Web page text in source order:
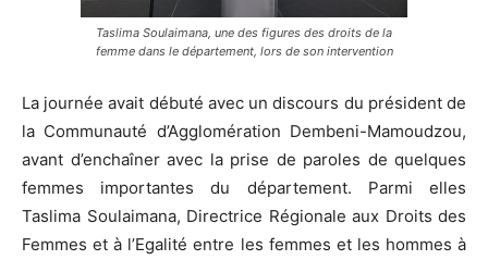
Taslima Soulaimana, une des figures des droits de la
femme dans le département, lors de son intervention
La journée avait débuté avec un discours du président de
la Communauté d’Agglomération Dembeni-Mamoudzou,
avant d’enchaîner avec la prise de paroles de quelques
femmes importantes du département. Parmi elles
Taslima Soulaimana, Directrice Régionale aux Droits des
Femmes et à l’Egalité entre les femmes et les hommes à